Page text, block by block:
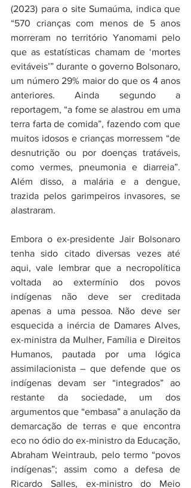
(2023) para o site Sumaúma, indica que
“570 crianças com menos de 5 anos
morreram no território Yanomami pelo
que as estatísticas chamam de ‘mortes
evitáveis’” durante o governo Bolsonaro,
um número 29% maior do que os 4 anos
anteriores. Ainda segundo a
reportagem, “a fome se alastrou em uma
terra farta de comida”, fazendo com que
muitos idosos e crianças morressem “de
desnutrição ou por doenças tratáveis,
como vermes, pneumonia e diarreia”.
Além disso, a malária e a dengue,
trazida pelos garimpeiros invasores, se
alastraram.
Embora o ex-presidente Jair Bolsonaro
tenha sido citado diversas vezes até
aqui, vale lembrar que a necropolítica
voltada ao extermínio dos povos
indígenas não deve ser creditada
apenas a uma pessoa. Não deve ser
esquecida a inércia de Damares Alves,
ex-ministra da Mulher, Família e Direitos
Humanos, pautada por uma lógica
assimilacionista – que defende que os
indígenas devam ser “integrados” ao
restante da sociedade, um dos
argumentos que “embasa” a anulação da
demarcação de terras e que encontra
eco no ódio do ex-ministro da Educação,
Abraham Weintraub, pelo termo “povos
indígenas”; assim como a defesa de
Ricardo Salles, ex-ministro do Meio